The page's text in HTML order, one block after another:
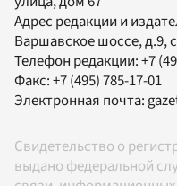
Адрес редакции и
Варшавское шоссе, д.9,
Телефон редакции:+7
Факс:+7 (495) 785-17-01
Электронная почта:
Свидетельство о
выдано федеральной